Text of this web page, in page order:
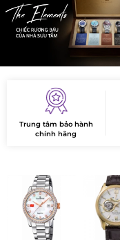
Trung tâm bảo hành
chính hãng